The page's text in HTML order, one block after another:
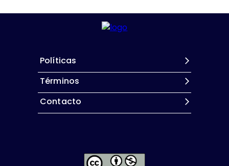
Políticas
Términos
Contacto